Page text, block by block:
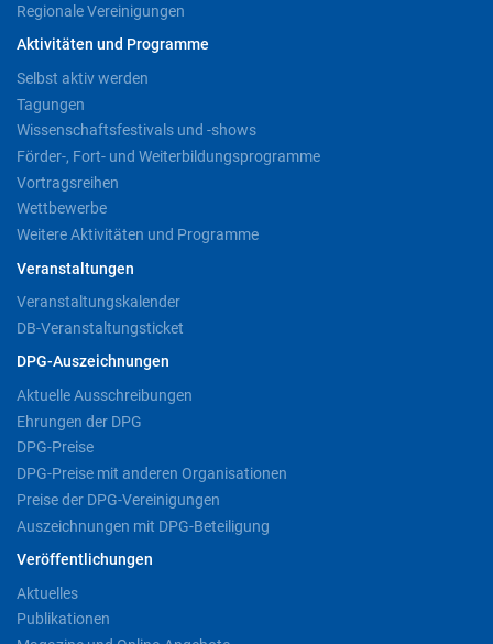
Regionale Vereinigungen
Aktivitäten und Programme
Selbst aktiv werden
Tagungen
Wissenschaftsfestivals und -shows
Förder-, Fort- und Weiterbildungsprogramme
Vortragsreihen
Wettbewerbe
Weitere Aktivitäten und Programme
Veranstaltungen
Veranstaltungskalender
DB-Veranstaltungsticket
DPG-Auszeichnungen
Aktuelle Ausschreibungen
Ehrungen der DPG
DPG-Preise
DPG-Preise mit anderen Organisationen
Preise der DPG-Vereinigungen
Auszeichnungen mit DPG-Beteiligung
Veröffentlichungen
Aktuelles
Publikationen